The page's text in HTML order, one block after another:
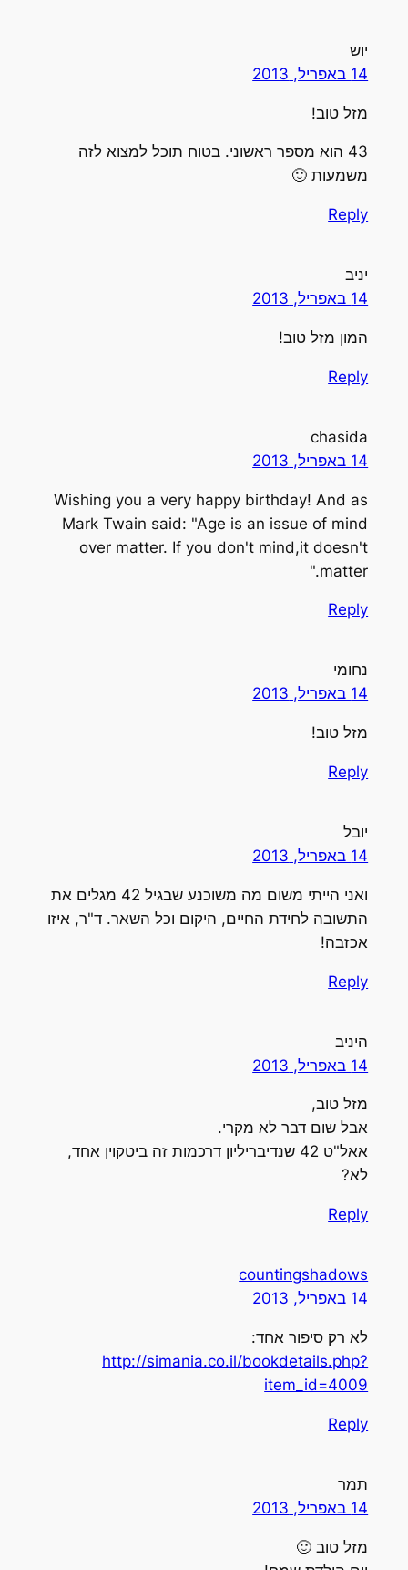
יוש
14 באפריל, 2013
מזל טוב!
43 הוא מספר ראשוני. בטוח תוכל למצוא לזה
משמעות 🙂
Reply
יניב
14 באפריל, 2013
המון מזל טוב!
Reply
chasida
14 באפריל, 2013
Wishing you a very happy birthday! And as
Mark Twain said: "Age is an issue of mind
over matter. If you don't mind,it doesn't
matter."
Reply
נחומי
14 באפריל, 2013
מזל טוב!
Reply
יובל
14 באפריל, 2013
ואני הייתי משום מה משוכנע שבגיל 42 מגלים את
התשובה לחידת החיים, היקום וכל השאר. ד"ר, איזו
אכזבה!
Reply
היניב
14 באפריל, 2013
מזל טוב,
אבל שום דבר לא מקרי.
אאל"ט 42 שנדיבריליון דרכמות זה ביטקוין אחד,
לא?
Reply
countingshadows
14 באפריל, 2013
לא רק סיפור אחד:
http://simania.co.il/bookdetails.php?
item_id=4009
Reply
תמר
14 באפריל, 2013
מזל טוב 🙂